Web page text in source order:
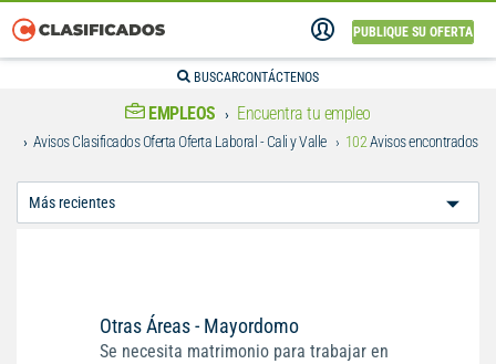
PUBLIQUE SU OFERTA
BUSCARCONTÁCTENOS
EMPLEOS Encuentra tu empleo
Avisos Clasificados Oferta Oferta Laboral - Cali y Valle 102Avisos encontrados
Otras Áreas - Mayordomo
Se necesita matrimonio para trabajar en